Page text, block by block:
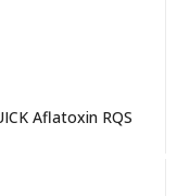
Aflatoxin RQS